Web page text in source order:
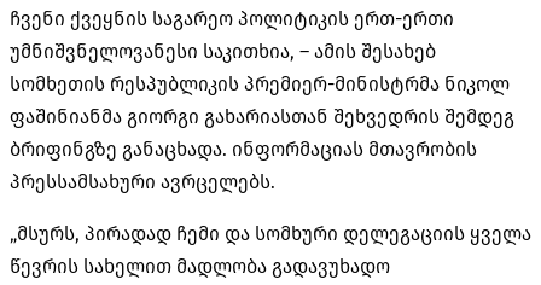
ჩვენი ქვეყნის საგარეო პოლიტიკის ერთ-ერთი
უმნიშვნელოვანესი საკითხია, – ამის შესახებ
სომხეთის რესპუბლიკის პრემიერ-მინისტრმა ნიკოლ
ფაშინიანმა გიორგი გახარიასთან შეხვედრის შემდეგ
ბრიფინგზე განაცხადა. ინფორმაციას მთავრობის
პრესსამსახური ავრცელებს.
„მსურს, პირადად ჩემი და სომხური დელეგაციის ყველა
წევრის სახელით მადლობა გადავუხადო